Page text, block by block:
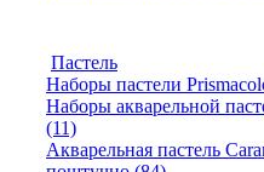
Пастель
Наборы пастели
Наборы акварельной
(11)
Акварельная пастель